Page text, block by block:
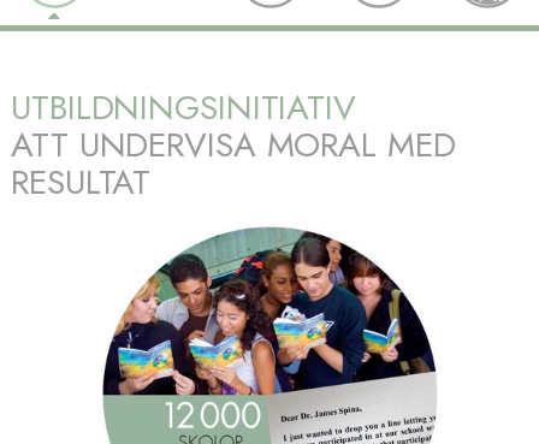
UTBILDNINGSINITIATIV
ATT UNDERVISA MORAL MED
RESULTAT